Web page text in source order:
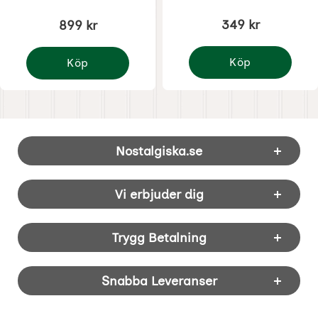
899 kr
Köp
Disney Jul - Puh och Nasse med hjärtan
349 kr
Köp
Parljusstake hjärta 21
Sidfot Blandad info och länkar
Nostalgiska.se
Vi erbjuder dig
Trygg Betalning
Snabba Leveranser